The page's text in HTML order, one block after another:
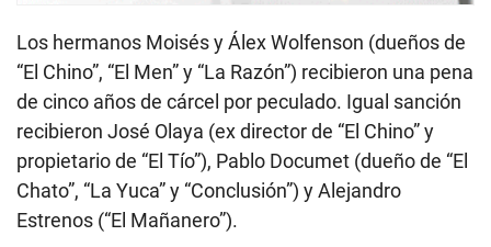
Los hermanos Moisés y Álex Wolfenson (dueños de
“El Chino”, “El Men” y “La Razón”) recibieron una pena
de cinco años de cárcel por peculado. Igual sanción
recibieron José Olaya (ex director de “El Chino” y
propietario de “El Tío”), Pablo Documet (dueño de “El
Chato”, “La Yuca” y “Conclusión”) y Alejandro
Estrenos (“El Mañanero”).